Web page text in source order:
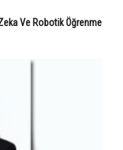
Ve Robotik Öğrenme